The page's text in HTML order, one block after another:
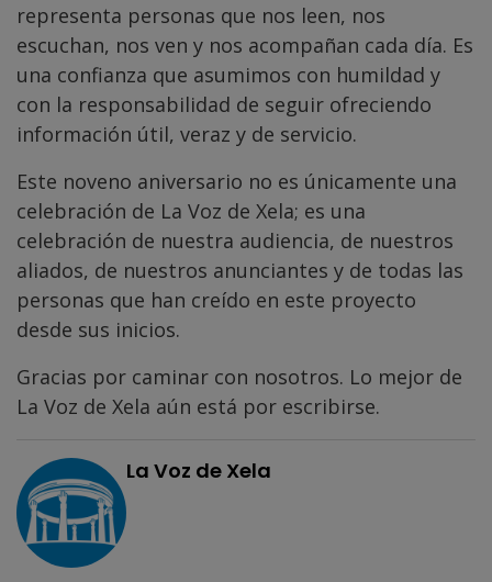
representa personas que nos leen, nos
escuchan, nos ven y nos acompañan cada día. Es
una confianza que asumimos con humildad y
con la responsabilidad de seguir ofreciendo
información útil, veraz y de servicio.
Este noveno aniversario no es únicamente una
celebración de La Voz de Xela; es una
celebración de nuestra audiencia, de nuestros
aliados, de nuestros anunciantes y de todas las
personas que han creído en este proyecto
desde sus inicios.
Gracias por caminar con nosotros. Lo mejor de
La Voz de Xela aún está por escribirse.
La Voz de Xela